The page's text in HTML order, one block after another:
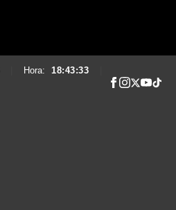
Hora: 18:43:34